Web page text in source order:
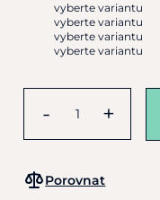
vyberte variantu
vyberte variantu
vyberte variantu
vyberte variantu
- +
Porovnat